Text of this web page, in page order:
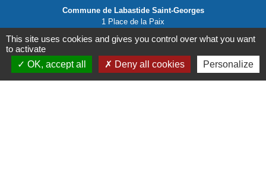
Commune de Labastide Saint-Georges
1 Place de la Paix
+33 5 63 58 06 13
Contact par formulaire
This site uses cookies and gives you control over what you want
to activate
OK, accept all
Deny all cookies Personalize